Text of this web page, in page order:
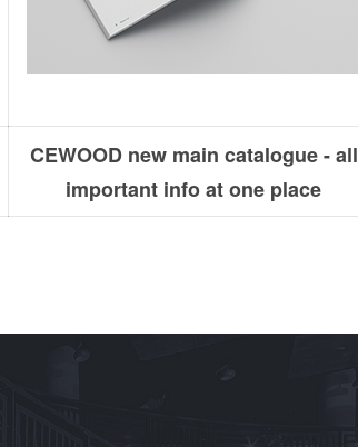
CEWOOD new main catalogue - all
important info at one place